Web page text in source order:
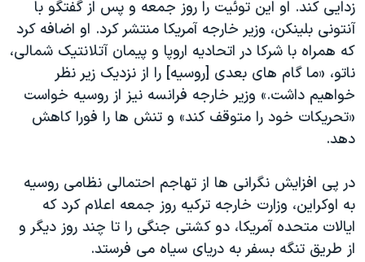
زدایی کند. او این توئیت را روز جمعه و پس از گفتگو با
آنتونی بلینکن، وزیر خارجه آمریکا منتشر کرد. او اضافه کرد
که همراه با شرکا در اتحادیه اروپا و پیمان آتلانتیک شمالی،
ناتو، «ما گام های بعدی [روسیه] را از نزدیک زیر نظر
خواهیم داشت.» وزیر خارجه فرانسه نیز از روسیه خواست
«تحریکات خود را متوقف کند» و تنش ها را فورا کاهش
دهد.
در پی افزایش نگرانی ها از تهاجم احتمالی نظامی روسیه
به اوکراین، وزارت خارجه ترکیه روز جمعه اعلام کرد که
ایالات متحده آمریکا، دو کشتی جنگی را تا چند روز دیگر و
از طریق تنگه بسفر به دریای سیاه می فرستد.